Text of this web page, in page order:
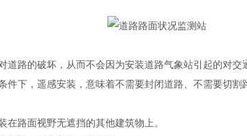
道路的破坏，从而不会因为安装道路气象站引起的对交
下，遥感安装，意味着不需要封闭道路、不需要切割
路面视野无遮挡的其他建筑物上。